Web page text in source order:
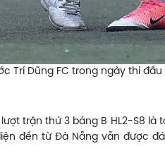
Trí Dũng FC trong ngày thi
trận thứ 3 bảng B HL2-S8
đến từ Đà Nẵng vẫn được